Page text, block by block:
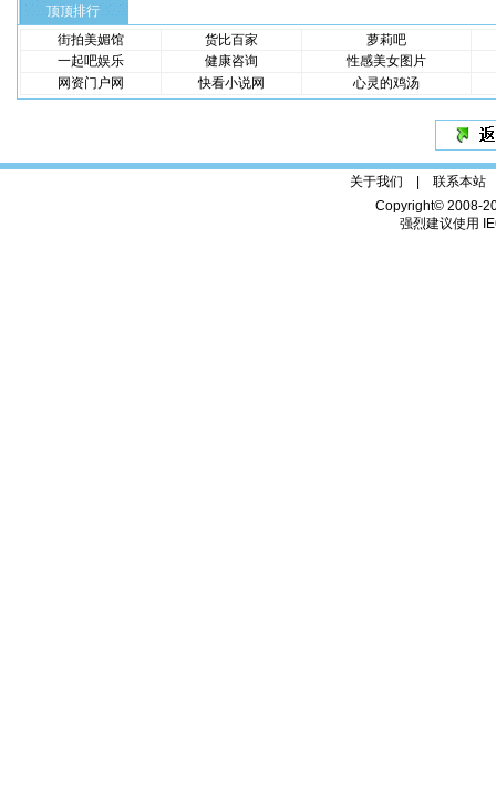
顶顶排行
街拍美媚馆
货比百家
萝莉吧
一起吧娱乐
健康咨询
性感美女图片
网资门户网
快看小说网 心灵的鸡汤
关于我们 | 联系本站
Copyright© 2008-
强烈建议使用